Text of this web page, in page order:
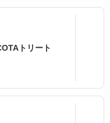
トリート